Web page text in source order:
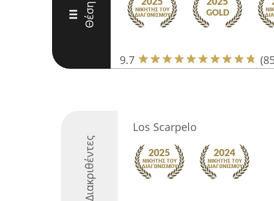
III Θέση
9.7
Διακριθέντες
Los Scarpelo